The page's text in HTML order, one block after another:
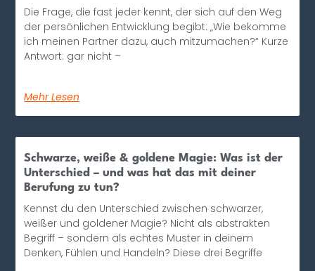
Die Frage, die fast jeder kennt, der sich auf den Weg
der persönlichen Entwicklung begibt: „Wie bekomme
ich meinen Partner dazu, auch mitzumachen?“ Kurze
Antwort: gar nicht –
Mehr Lesen
Schwarze, weiße & goldene Magie: Was ist der
Unterschied – und was hat das mit deiner
Berufung zu tun?
Kennst du den Unterschied zwischen schwarzer,
weißer und goldener Magie? Nicht als abstrakten
Begriff – sondern als echtes Muster in deinem
Denken, Fühlen und Handeln? Diese drei Begriffe